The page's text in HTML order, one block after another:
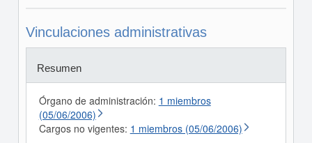
Vinculaciones administrativas
Resumen
Órgano de administración: 1 miembros
(05/06/2006)
Cargos no vigentes: 1 miembros (05/06/2006)